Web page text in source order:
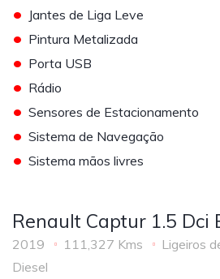
• Jantes de Liga Leve
• Pintura Metalizada
• Porta USB
• Rádio
• Sensores de Estacionamento
• Sistema de Navegação
• Sistema mãos livres
Renault Captur 1.5 Dci
2019 111,327 Kms
Ligeiros
Diesel